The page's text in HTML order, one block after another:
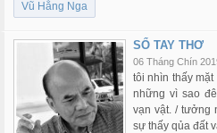
Vũ Hằng Nga
SỔ TAY THƠ
06 Tháng Chín
tôi nhìn thấy
những vì sao
vạn vật. / tưởng
sự thấy qủa đất